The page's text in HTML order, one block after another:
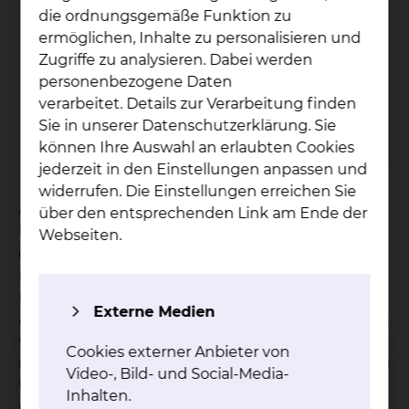
Be­at­mungs­me­di­zin
Fichtengrund 1, 38126 Braunschweig
Tel.: +49 531 595 4530
Fax: +49 531 595 4532
Per E-Mail kontaktieren
Asthma ist durch eine chronisch entzündliche
Überempfindlichkeit der Atemwege
charakterisiert. Asthma führt zu einer reversiblen
auch die Häufigkeit des Auftretens kann erheblich
variieren. Es wird zwischen allergischem und
nicht-allergischem Asthma unterschieden. Typisch
für Asthma ist, dass der Grad der Atemnot sowie
die ordnungsgemäße Funktion zu
ermöglichen, Inhalte zu personalisieren und
Zugriffe zu analysieren. Dabei werden
personenbezogene Daten
verarbeitet. Details zur Verarbeitung finden
Sie in unserer Datenschutzerklärung. Sie
können Ihre Auswahl an erlaubten Cookies
jederzeit in den Einstellungen anpassen und
widerrufen. Die Einstellungen erreichen Sie
über den entsprechenden Link am Ende der
Webseiten.
Externe Medien
Cookies externer Anbieter von
Video-, Bild- und Social-Media-
Inhalten.